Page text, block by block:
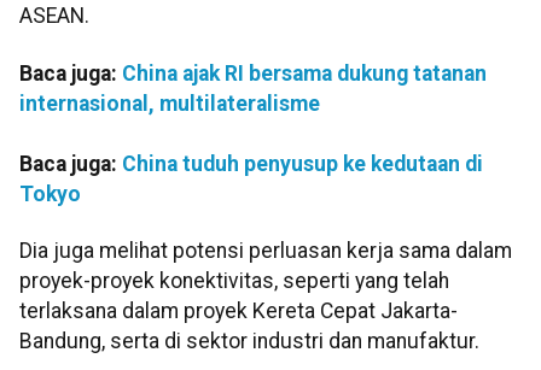
ASEAN.
Baca juga: China ajak RI bersama dukung tatanan
internasional, multilateralisme
Baca juga: China tuduh penyusup ke kedutaan di
Tokyo
Dia juga melihat potensi perluasan kerja sama dalam
proyek-proyek konektivitas, seperti yang telah
terlaksana dalam proyek Kereta Cepat Jakarta-
Bandung, serta di sektor industri dan manufaktur.